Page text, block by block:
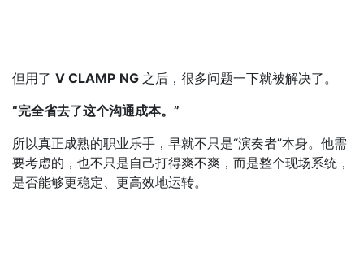
但用了 V CLAMP NG 之后，很多问题一下就被解决了。
“完全省去了这个沟通成本。”
所以真正成熟的职业乐手，早就不只是“演奏者”本身。他需
要考虑的，也不只是自己打得爽不爽，而是整个现场系统，
是否能够更稳定、更高效地运转。